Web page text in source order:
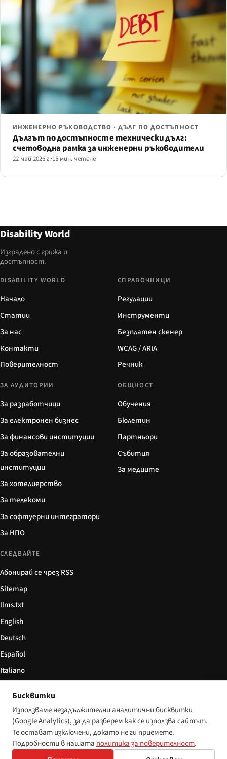
ИНЖЕНЕРНО РЪКОВОДСТВО · ДЪЛГ ПО ДОСТЪПНОСТ
Дългът по достъпност е технически дълг:
счетоводна рамка за инженерни ръководители
22 май 2026 г.·15 мин. четене
Disability World
Изградено с грижа и
достъпност.
DISABILITY WORLD
Начало
Статии
За нас
Контакти
Поверителност
СПРАВОЧНИЦИ
Регулации
Инструменти
Безплатен скенер
WCAG / ARIA
Речник
ЗА АУДИТОРИИ
За разработчици
За електронен бизнес
За финансови институции
За образователни
институции
За хотелиерство
За телекоми
За софтуерни интегратори
За НПО
ОБЩНОСТ
Обучения
Бюлетин
Партньори
Събития
За медиите
СЛЕДВАЙТЕ
Абонирай се чрез RSS
Sitemap
llms.txt
English
Deutsch
Español
Italiano
© 2026 Disability World. Всички права запазени. Настройки за бисквитки
Бисквитки
Използваме незадължителни аналитични бисквитки
(Google Analytics), за да разберем как се използва сайтът.
Те остават изключени, докато не ги приемете.
Подробности в нашата политика за поверителност.